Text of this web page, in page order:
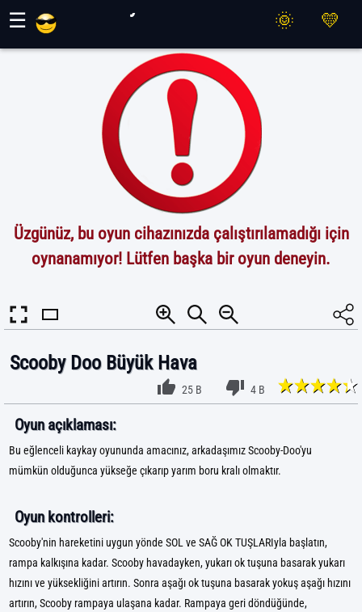
☰
Üzgünüz, bu oyun cihazınızda çalıştırılamadığı için
oynanamıyor! Lütfen başka bir oyun deneyin.
Scooby Doo Büyük Hava
25 B 4 B
Oyun açıklaması:
Bu eğlenceli kaykay oyununda amacınız, arkadaşımız Scooby-Doo'yu
mümkün olduğunca yükseğe çıkarıp yarım boru kralı olmaktır.
Oyun kontrolleri:
Scooby'nin hareketini uygun yönde SOL ve SAĞ OK TUŞLARIyla başlatın,
rampa kalkışına kadar. Scooby havadayken, yukarı ok tuşuna basarak yukarı
hızını ve yüksekliğini artırın. Sonra aşağı ok tuşuna basarak yokuş aşağı hızını
artırın, Scooby rampaya ulaşana kadar. Rampaya geri döndüğünde,